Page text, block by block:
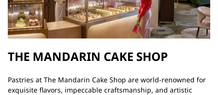
THE MANDARIN CAKE SHOP
Pastries at The Mandarin Cake Shop are world-renowned for
exquisite flavors, impeccable craftsmanship, and artistic